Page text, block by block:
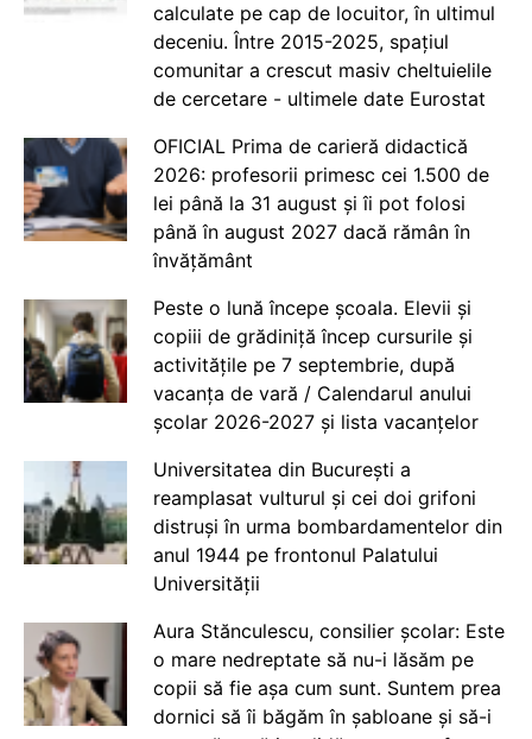
calculate pe cap de locuitor, în ultimul
deceniu. Între 2015-2025, spațiul
comunitar a crescut masiv cheltuielile
de cercetare - ultimele date Eurostat
OFICIAL Prima de carieră didactică
2026: profesorii primesc cei 1.500 de
lei până la 31 august și îi pot folosi
până în august 2027 dacă rămân în
învățământ
Peste o lună începe școala. Elevii și
copiii de grădiniță încep cursurile și
activitățile pe 7 septembrie, după
vacanța de vară / Calendarul anului
școlar 2026-2027 și lista vacanțelor
Universitatea din București a
reamplasat vulturul și cei doi grifoni
distruși în urma bombardamentelor din
anul 1944 pe frontonul Palatului
Universității
Aura Stănculescu, consilier școlar: Este
o mare nedreptate să nu-i lăsăm pe
copii să fie așa cum sunt. Suntem prea
dornici să îi băgăm în șabloane și să-i